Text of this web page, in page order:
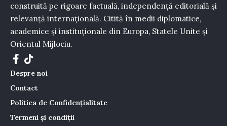
construită pe rigoare factuală, independență editorială și
relevanță internațională. Citită în medii diplomatice,
academice și instituționale din Europa, Statele Unite și
Orientul Mijlociu.
Despre noi
Contact
Politica de Confidențialitate
Termeni și condiții